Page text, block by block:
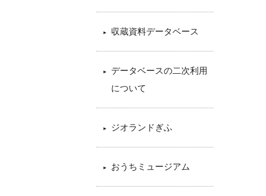
収蔵資料データベース
データベースの二次利用
について
ジオランドぎふ
おうちミュージアム